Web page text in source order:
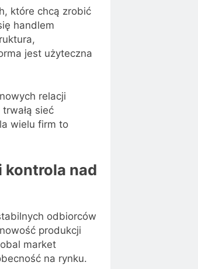
które chcą zrobić
handlem
jest użyteczna
relacji
sieć
wielu firm to
kontrola nad
odbiorców
produkcji
market
na rynku.